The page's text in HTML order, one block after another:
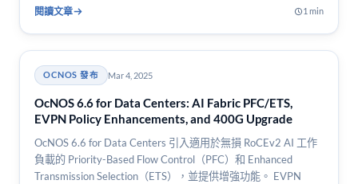
閱讀文章 1 min
OCNOS 發布 Mar 4, 2025
OcNOS 6.6 for Data Centers: AI Fabric PFC/ETS,
EVPN Policy Enhancements, and 400G Upgrade
OcNOS 6.6 for Data Centers 引入適用於無損 RoCEv2 AI 工作
負載的 Priority-Based Flow Control（PFC）和 Enhanced
Transmission Selection（ETS），並提供增強功能。 EVPN